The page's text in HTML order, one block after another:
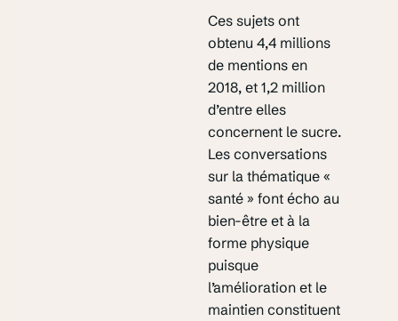
Ces sujets ont
obtenu 4,4 millions
de mentions en
2018, et 1,2 million
d’entre elles
concernent le sucre.
Les conversations
sur la thématique «
santé » font écho au
bien-être et à la
forme physique
puisque
l’amélioration et le
maintien constituent